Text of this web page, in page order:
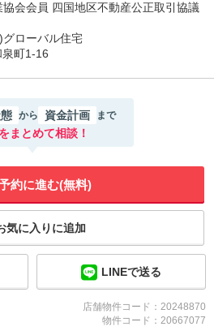
会会員 四国地区不動産公正取引協議
ローバル住宅
町1-16
から 資金計画 まで
まとめて相談！
約に進む(無料)
LINEで送る
店舗物件コード：20248870
物件コード：20667077